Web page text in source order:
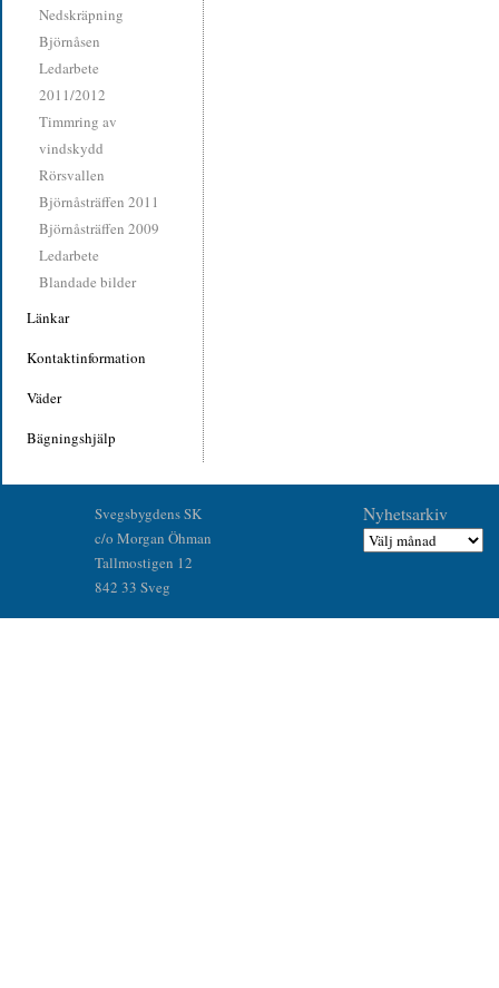
Nedskräpning
Björnåsen
Ledarbete
2011/2012
Timmring av
vindskydd
Rörsvallen
Björnåsträffen 2011
Björnåsträffen 2009
Ledarbete
Blandade bilder
Länkar
Kontaktinformation
Väder
Bägningshjälp
Svegsbygdens SK
c/o Morgan Öhman
Tallmostigen 12
842 33 Sveg
Nyhetsarkiv